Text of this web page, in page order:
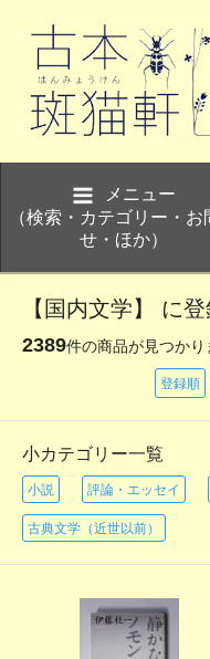
メニュー
（検索・カテゴリー・お
せ・ほか）
【国内文学】 に
2389件の商品が見つかり
登録順
小カテゴリー一覧
小説 評論・エッセイ
古典文学（近世以前）